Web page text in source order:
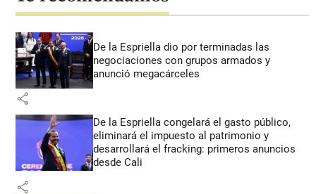
De la Espriella dio por terminadas las
negociaciones con grupos armados y
anunció megacárceles
share
De la Espriella congelará el gasto público,
eliminará el impuesto al patrimonio y
desarrollará el fracking: primeros anuncios
desde Cali
share